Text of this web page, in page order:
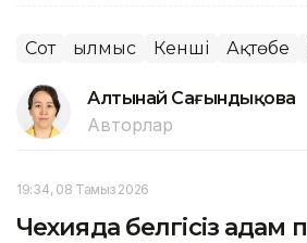
Сот Қылмыс Кенші Ақтөбе
Алтынай Сағындықова
Авторлар
19:34, 08 Тамыз 2026
Чехияда белгісіз